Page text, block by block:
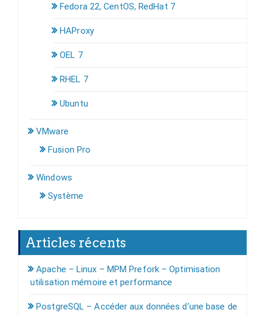
Fedora 22, CentOS, RedHat 7
HAProxy
OEL 7
RHEL 7
Ubuntu
VMware
Fusion Pro
Windows
Système
Articles récents
Apache – Linux – MPM Prefork – Optimisation
utilisation mémoire et performance
PostgreSQL – Accéder aux données d’une base de